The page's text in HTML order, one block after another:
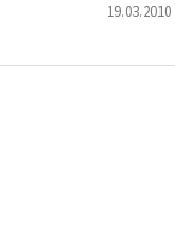
19.03.2010